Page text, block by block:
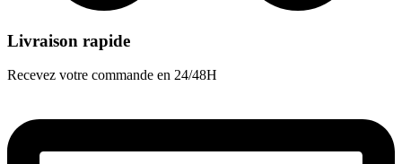
Livraison rapide
Recevez votre commande en 24/48H